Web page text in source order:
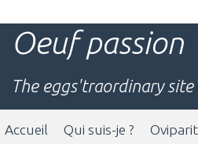
Oeuf passion
The eggs'traordinary site
Accueil Qui suis-je ?